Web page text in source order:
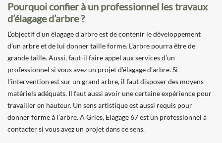
Pourquoi confier à un professionnel les travaux
d’élagage d’arbre ?
L’objectif d’un élagage d’arbre est de contenir le développement
d’un arbre et de lui donner taille forme. L’arbre pourra être de
grande taille. Aussi, faut-il faire appel aux services d’un
professionnel si vous avez un projet d’élagage d’arbre. Si
l’intervention est sur un grand arbre, il faut disposer des moyens
matériels adéquats. Il faut aussi avoir une certaine expérience pour
travailler en hauteur. Un sens artistique est aussi requis pour
donner forme à l’arbre. A Gries, Elagage 67 est un professionnel à
contacter si vous avez un projet dans ce sens.